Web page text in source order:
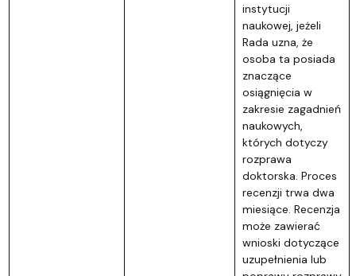
instytucji
naukowej, jeżeli
Rada uzna, że
osoba ta posiada
znaczące
osiągnięcia w
zakresie zagadnień
naukowych,
których dotyczy
rozprawa
doktorska. Proces
recenzji trwa dwa
miesiące. Recenzja
może zawierać
wnioski dotyczące
uzupełnienia lub